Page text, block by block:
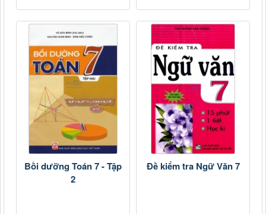
Bồi dưỡng Toán 7 - Tập
2
Đề kiểm tra Ngữ Văn 7